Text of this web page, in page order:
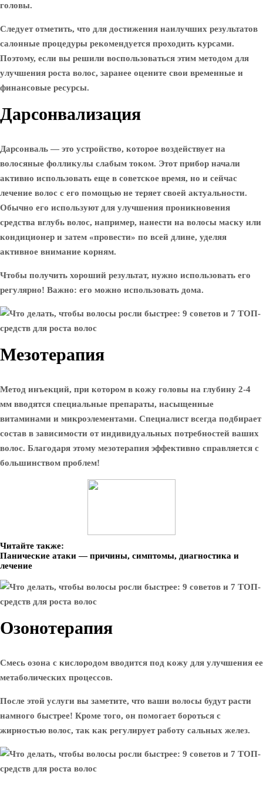
головы.
Следует отметить, что для достижения наилучших результатов
салонные процедуры рекомендуется проходить курсами.
Поэтому, если вы решили воспользоваться этим методом для
улучшения роста волос, заранее оцените свои временные и
финансовые ресурсы.
Дарсонвализация
Дарсонваль — это устройство, которое воздействует на
волосяные фолликулы слабым током. Этот прибор начали
активно использовать еще в советское время, но и сейчас
лечение волос с его помощью не теряет своей актуальности.
Обычно его используют для улучшения проникновения
средства вглубь волос, например, нанести на волосы маску или
кондиционер и затем «провести» по всей длине, уделяя
активное внимание корням.
Чтобы получить хороший результат, нужно использовать его
регулярно! Важно: его можно использовать дома.
Мезотерапия
Метод инъекций, при котором в кожу головы на глубину 2-4
мм вводятся специальные препараты, насыщенные
витаминами и микроэлементами. Специалист всегда подбирает
состав в зависимости от индивидуальных потребностей ваших
волос. Благодаря этому мезотерапия эффективно справляется с
большинством проблем!
Читайте также:
Панические атаки — причины, симптомы, диагностика и
лечение
Озонотерапия
Смесь озона с кислородом вводится под кожу для улучшения ее
метаболических процессов.
После этой услуги вы заметите, что ваши волосы будут расти
намного быстрее! Кроме того, он помогает бороться с
жирностью волос, так как регулирует работу сальных желез.